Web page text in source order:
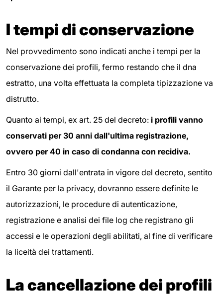
I tempi di conservazione
Nel provvedimento sono indicati anche i tempi per la
conservazione dei profili, fermo restando che il dna
estratto, una volta effettuata la completa tipizzazione va
distrutto.
Quanto ai tempi, ex art. 25 del decreto: i profili vanno
conservati per 30 anni dall'ultima registrazione,
ovvero per 40 in caso di condanna con recidiva.
Entro 30 giorni dall'entrata in vigore del decreto, sentito
il Garante per la privacy, dovranno essere definite le
autorizzazioni, le procedure di autenticazione,
registrazione e analisi dei file log che registrano gli
accessi e le operazioni degli abilitati, al fine di verificare
la liceità dei trattamenti.
La cancellazione dei profili